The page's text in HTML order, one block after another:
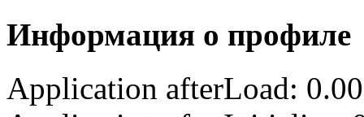
Информация о профиле
Application afterLoad: